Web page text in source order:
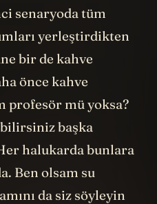
senaryoda tüm
yerleştirdikten
bir de kahve
önce kahve
profesör mü yoksa?
başka
halukarda bunlara
Ben olsam su
da siz söyleyin